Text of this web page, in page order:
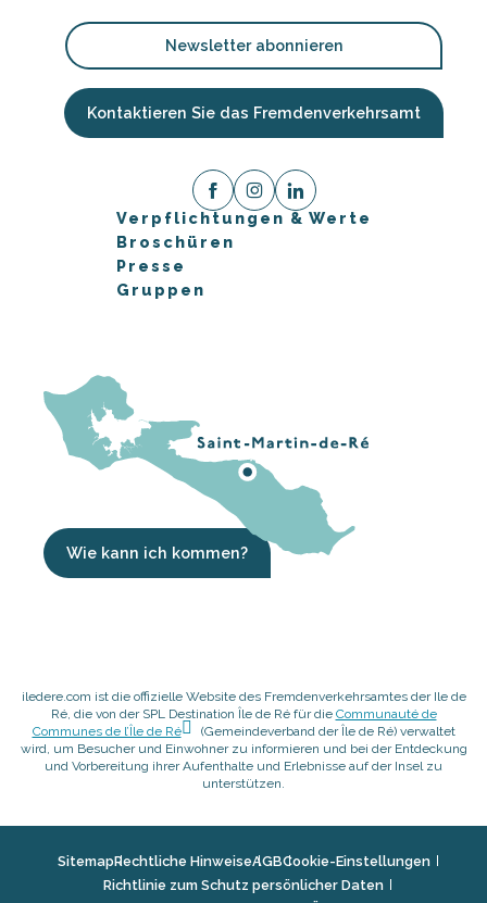
Newsletter abonnieren
Kontaktieren Sie das Fremdenverkehrsamt
Verpflichtungen & Werte
Broschüren
Presse
Gruppen
Wie kann ich kommen?
iledere.com ist die offizielle Website des Fremdenverkehrsamtes der Ile de
Ré, die von der SPL Destination Île de Ré für die Communauté de
Communes de l’Île de Ré
(Gemeindeverband der Île de Ré) verwaltet
wird, um Besucher und Einwohner zu informieren und bei der Entdeckung
und Vorbereitung ihrer Aufenthalte und Erlebnisse auf der Insel zu
unterstützen.
SitemapRechtliche HinweiseAGBCookie-Einstellungen
Richtlinie zum Schutz persönlicher Daten